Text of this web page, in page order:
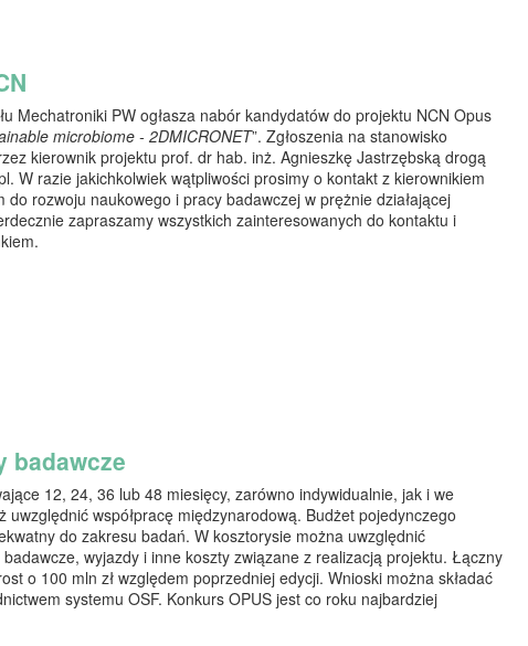
Mechatroniki PW ogłasza nabór kandydatów do projektu NCN Opus
microbiome - 2DMICRONET”. Zgłoszenia na stanowisko
kierownik projektu prof. dr hab. inż. Agnieszkę Jastrzębską drogą
W razie jakichkolwiek wątpliwości prosimy o kontakt z kierownikiem
rozwoju naukowego i pracy badawczej w prężnie działającej
zapraszamy wszystkich zainteresowanych do kontaktu i
badawcze
12, 24, 36 lub 48 miesięcy, zarówno indywidualnie, jak i we
współpracę międzynarodową. Budżet pojedynczego
do zakresu badań. W kosztorysie można uwzględnić
wyjazdy i inne koszty związane z realizacją projektu. Łączny
o 100 mln zł względem poprzedniej edycji. Wnioski można składać
systemu OSF. Konkurs OPUS jest co roku najbardziej